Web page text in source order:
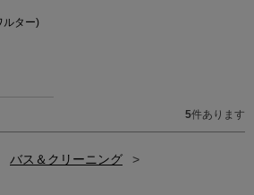
ルター)
5件あります
バス＆クリーニング
>